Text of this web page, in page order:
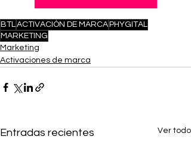
BTLACTIVACIÓN DE MARCA PHYGITAL
MARKETING
Marketing
Activaciones de marca
Entradas recientes Ver todo